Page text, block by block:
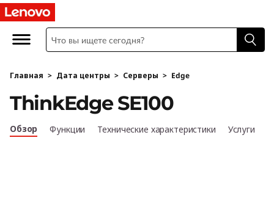
L
n
o
o
Главная > Дата центры > Серверы > Edge
ThinkEdge SE100
Обзор Функции Технические характеристики Услуги